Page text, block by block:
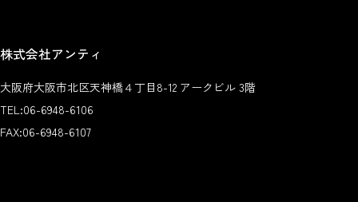
株式会社アンティ
大阪府大阪市北区天神橋４丁目8-12 アークビル 3階
TEL:06-6948-6106
FAX:06-6948-6107